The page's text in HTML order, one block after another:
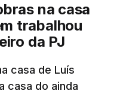
na casa
trabalhou
da PJ
casa de Luís
casa do ainda